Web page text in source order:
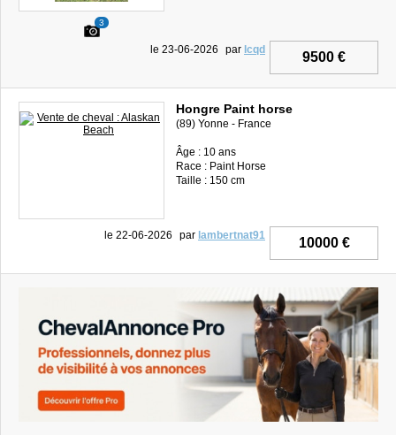
3
9500 €
le 23-06-2026 par lcqd
Hongre Paint horse
(89) Yonne - France
Âge : 10 ans
Race : Paint Horse
Taille : 150 cm
10000 €
le 22-06-2026 par lambertnat91